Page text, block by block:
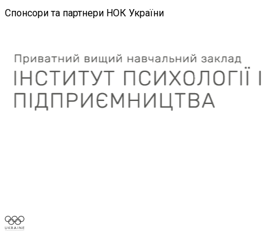
Спонсори та партнери НОК України